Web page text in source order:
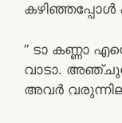
കഴിഞ്ഞപ്പോൾ
” ടാ കണ്ണാ
വാടാ.
അവർ